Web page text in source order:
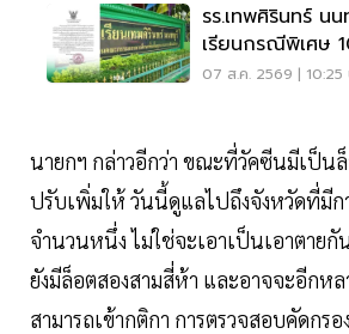
รร.เทพศิรินทร์ น
เรียนกรณีพิเศษ
หลังเหตุกราดยิง
07 ส.ค. 2569 | 10:25
นายกฯ กล่าวอีกว่า ขณะที่วัคซีนมีเป็นล็
ปรับเพิ่มให้ วันนี้ดูแลไปถึงจังหวัดที่มีก
จำนวนหนึ่ง ไม่ใช่จะเอาเป็นเอาตาย
ยังมีล็อตสองสามสี่ห้า และอาจจะอีกห
สามารถเข้ากติกา การตรวจสอบคัดกร